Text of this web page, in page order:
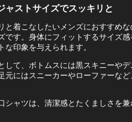
ャストサイズでスッキリと
と着こなしたいメンズにおすすめ
です。身体にフィットするサイズ感
印象を与えられます。
して、ボトムスには黒スキニーや
元にはスニーカーやローファーな
シャツは、清潔感とたくましさを